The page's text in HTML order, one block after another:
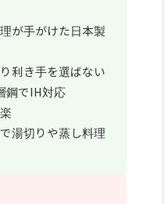
が手がけた日本製
利き手を選ばない
鋼でIH対応
湯切りや蒸し料理